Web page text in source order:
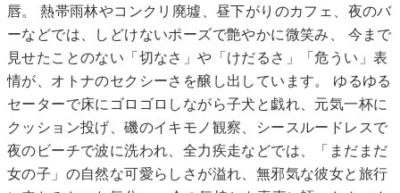
▶新作
▶ 次回作
▶ 制作中
▶発売年月日
唇。 熱帯雨林やコンクリ廃墟、昼下がりのカフェ、夜のバ
ーなどでは、しどけないポーズで艶やかに微笑み、 今まで
見せたことのない「切なさ」や「けだるさ」「危うい」表
情が、オトナのセクシーさを醸し出しています。 ゆるゆる
セーターで床にゴロゴロしながら子犬と戯れ、元気一杯に
クッション投げ、磯のイキモノ観察、シースルードレスで
夜のビーチで波に洗われ、全力疾走などでは、「まだまだ
女の子」の自然な可愛らしさが溢れ、無邪気な彼女と旅行